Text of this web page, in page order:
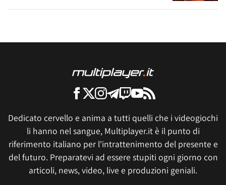
Dedicato cervello e anima a tutti quelli che i videogiochi
li hanno nel sangue, Multiplayer.it è il punto di
riferimento italiano per l'intrattenimento del presente e
del futuro. Preparatevi ad essere stupiti ogni giorno con
articoli, news, video, live e produzioni geniali.